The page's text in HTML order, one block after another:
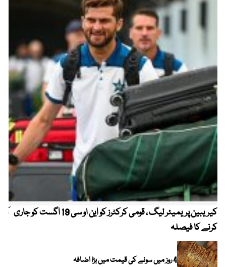
کیریبین پریمیئر لیگ ، قومی کرکٹرز کو این او سی 19 اگست کو جاری
کرنے کا فیصلہ
4 روز میں سونے کی قیمت میں بڑا اضافہ